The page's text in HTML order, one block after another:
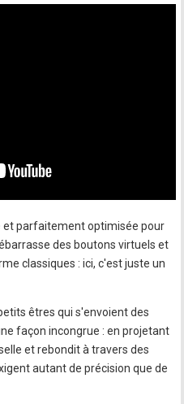
et parfaitement optimisée pour
des boutons virtuels et
classiques : ici, c'est juste un
êtres qui s'envoient des
façon incongrue : en projetant
et rebondit à travers des
autant de précision que de